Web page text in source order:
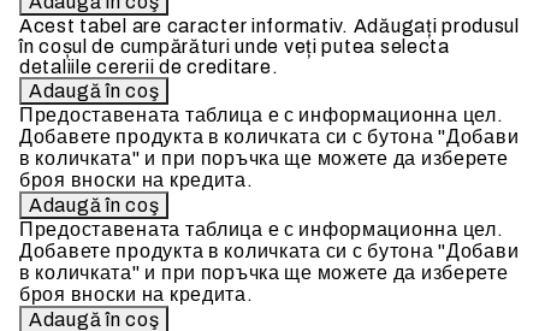
Acest tabel are caracter informativ. Adăugați produsul
în coșul de cumpărături unde veți putea selecta
detaliile cererii de creditare.
Предоставената таблица е с информационна цел.
Добавете продукта в количката си с бутона "Добави
в количката" и при поръчка ще можете да изберете
броя вноски на кредита.
Предоставената таблица е с информационна цел.
Добавете продукта в количката си с бутона "Добави
в количката" и при поръчка ще можете да изберете
броя вноски на кредита.